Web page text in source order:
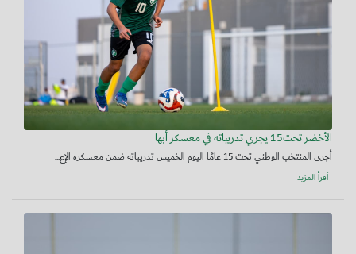
الأخضر تحت15 يجري تدريباته في معسكر أبها
أجرى المنتخب الوطني تحت 15 عامًا اليوم الخميس تدريباته ضمن معسكره الإع...
أقرأ المزيد